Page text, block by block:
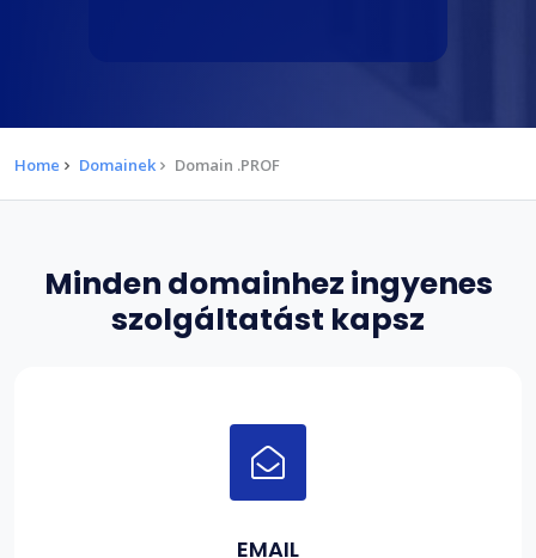
Home Domainek Domain .PROF
Minden domainhez ingyenes
szolgáltatást kapsz
EMAIL